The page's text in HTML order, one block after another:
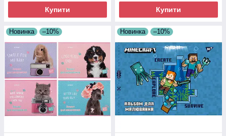
Купити Купити
Новинка –10% Новинка –10%